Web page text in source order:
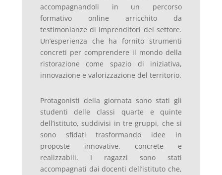
accompagnandoli in un percorso
formativo online arricchito da
testimonianze di imprenditori del settore.
Un’esperienza che ha fornito strumenti
concreti per comprendere il mondo della
ristorazione come spazio di iniziativa,
innovazione e valorizzazione del territorio.
Protagonisti della giornata sono stati gli
studenti delle classi quarte e quinte
dell’istituto, suddivisi in tre gruppi, che si
sono sfidati trasformando idee in
proposte innovative, concrete e
realizzabili. I ragazzi sono stati
accompagnati dai docenti dell’istituto che,